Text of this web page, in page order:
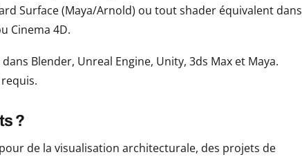
Surface (Maya/Arnold) ou tout shader équivalent dans
Cinema 4D.
Blender, Unreal Engine, Unity, 3ds Max et Maya.
?
de la visualisation architecturale, des projets de